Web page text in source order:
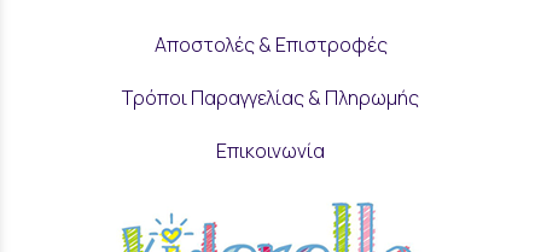
Αποστολές & Επιστροφές
Τρόποι Παραγγελίας & Πληρωμής
Επικοινωνία